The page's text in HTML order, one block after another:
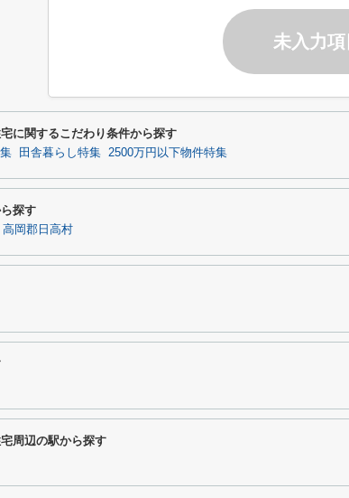
未入力
に関するこだわり条件から探す
田舎暮らし特集 2500万円以下物件特集
探す
高岡郡日高村
周辺の駅から探す